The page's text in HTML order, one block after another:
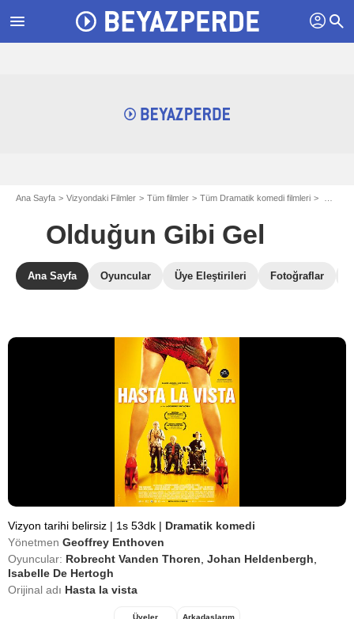
menu profil search
Ana Sayfa Vizyondaki Filmler Tüm filmler Tüm Dramatik komedi filmleri
Olduğun Gibi Gel
Ana Sayfa Oyuncular Üye Eleştirileri Fotoğraflar
Vizyon tarihi belirsiz | 1s 53dk | Dramatik komedi
Yönetmen Geoffrey Enthoven
Oyuncular: Robrecht Vanden Thoren Johan Heldenbergh
Isabelle De Hertogh
Orijinal adı Hasta la vista
Üyeler Arkadaşlarım